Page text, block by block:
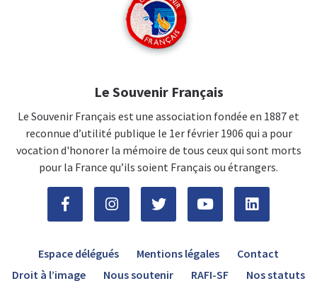
Le Souvenir Français
Le Souvenir Français est une association fondée en 1887 et
reconnue d’utilité publique le 1er février 1906 qui a pour
vocation d'honorer la mémoire de tous ceux qui sont morts
pour la France qu’ils soient Français ou étrangers.
Espace délégués Mentions légales
Contact
Droit à l’image
Nous soutenir RAFI-SF Nos statuts